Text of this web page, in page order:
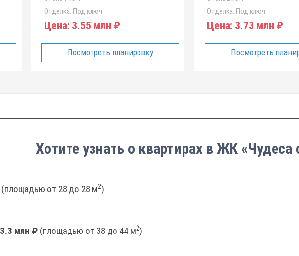
Отделка: Под ключ
Цена: 3.55 млн ₽
Посмотреть планировку
Отделка: Под ключ
Цена: 3.73 млн ₽
Посмотреть
Хотите узнать о квартирах в ЖК «Чудеса
(площадью от 28 до 28 м2)
3.3 млн ₽ (площадью от 38 до 44 м2)